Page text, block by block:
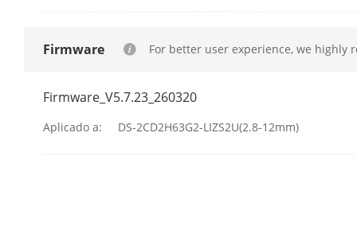
Firmware For better user experience, we highly
Firmware_V5.7.23_260320
Aplicado a: DS-2CD2H63G2-LIZS2U(2.8-12mm)